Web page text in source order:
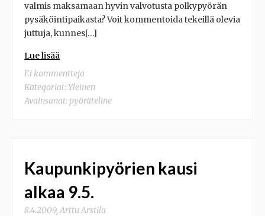
valmis maksamaan hyvin valvotusta polkypyörän
pysäköintipaikasta? Voit kommentoida tekeillä olevia
juttuja, kunnes[…]
Lue lisää
Ei kommentteja
Kategoriat: Yleinen
Avainsanat: pyöräteline
Kaupunkipyörien kausi
alkaa 9.5.
8.4.2009,Arttu Arstila